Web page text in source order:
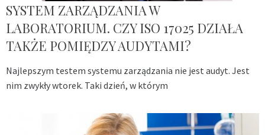
SYSTEM ZARZĄDZANIA W
LABORATORIUM. CZY ISO 17025 DZIAŁA
TAKŻE POMIĘDZY AUDYTAMI?
Najlepszym testem systemu zarządzania nie jest audyt. Jest
nim zwykły wtorek. Taki dzień, w którym